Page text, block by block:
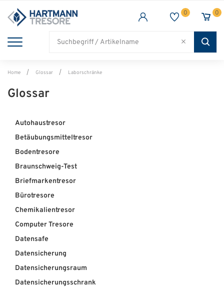
TRESORE
WAFFENSCHRANK
FEUERSCHUTZ
BRANCHEN
ÜBER UNS
Über uns
0 0
Home Glossar Laborschränke
Glossar
Autohaustresor
Betäubungsmitteltresor
Bodentresore
Braunschweig-Test
Briefmarkentresor
Bürotresore
Chemikalientresor
Computer Tresore
Datensafe
Datensicherung
Datensicherungsraum
Datensicherungsschrank